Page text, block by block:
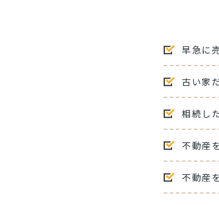
早急に
古い家
相続し
不動産
不動産